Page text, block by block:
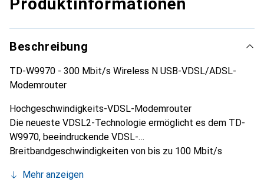
Produktinformationen
Beschreibung
TD-W9970 - 300 Mbit/s Wireless N USB-VDSL/ADSL-
Modemrouter
Hochgeschwindigkeits-VDSL-Modemrouter
Die neueste VDSL2-Technologie ermöglicht es dem TD-
W9970, beeindruckende VDSL-
Breitbandgeschwindigkeiten von bis zu 100 Mbit/s
ADSL2+. Der integrierte DSL-Port unterstützt alle
Mehr anzeigen